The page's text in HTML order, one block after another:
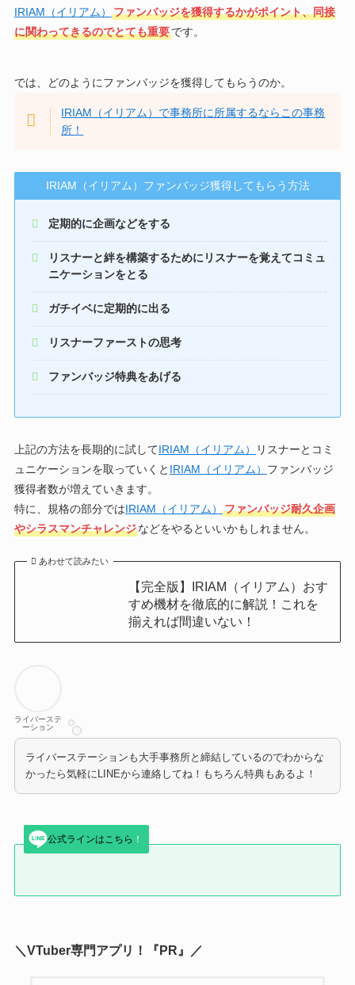
IRIAM（イリアム）
ファンバッジを獲得するかがポイント、同接
に関わってきるのでとても重要です。
では、どのようにファンバッジを獲得してもらうのか。
IRIAM（イリアム）で事務所に所属するならこの事務
所！
IRIAM（イリアム）ファンバッジ獲得してもらう方法
定期的に企画などをする
リスナーと絆を構築するためにリスナーを覚えてコミュ
ニケーションをとる
ガチイベに定期的に出る
リスナーファーストの思考
ファンバッジ特典をあげる
上記の方法を長期的に試してIRIAM（イリアム）
リスナーとコミ
ュニケーションを取っていくと IRIAM（イリアム） ファンバッジ
獲得者数が増えていきます。
特に、規格の部分ではIRIAM（イリアム）
ファンバッジ耐久企画
やシラスマンチャレンジなどをやるといいかもしれません。
あわせて読みたい
【完全版】IRIAM（イリアム）おす
すめ機材を徹底的に解説！これを
揃えれば間違いない！
ライバーステ
ーション
ライバーステーションも大手事務所と締結しているのでわからな
かったら気軽にLINEから連絡してね！もちろん特典もあるよ！
公式ラインはこちら ！
＼VTuber専門アプリ！『PR』／